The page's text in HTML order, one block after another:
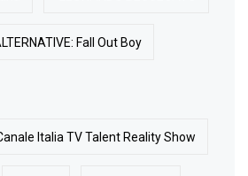
Fall Out Boy
Italia TV Talent Reality Show